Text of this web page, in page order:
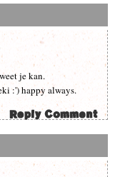
je kan.
:') happy always.